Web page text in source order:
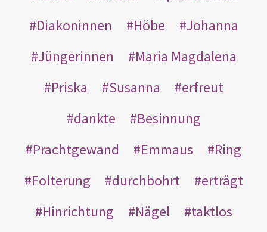
Diakoninnen
Höbe
Johanna
Jüngerinnen
Maria Magdalena
Priska
Susanna
erfreut
dankte
Besinnung
Prachtgewand
Emmaus
Ring
Folterung
durchbohrt
erträgt
Hinrichtung
Nägel
taktlos